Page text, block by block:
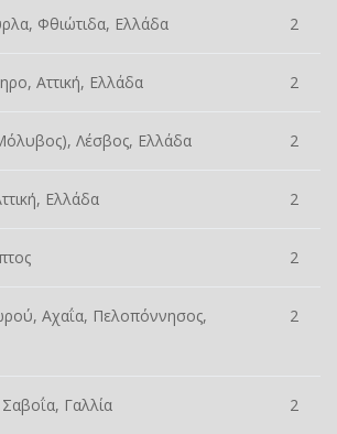
Φθιώτιδα, Ελλάδα 2
Αττική, Ελλάδα 2
Λέσβος, Ελλάδα 2
Ελλάδα 2
2
Αχαΐα, Πελοπόννησος,
2
Γαλλία 2